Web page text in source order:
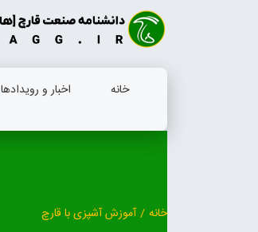
خانه اخبار و رویدادها
خانه / آموزش آشپزی با قارچ